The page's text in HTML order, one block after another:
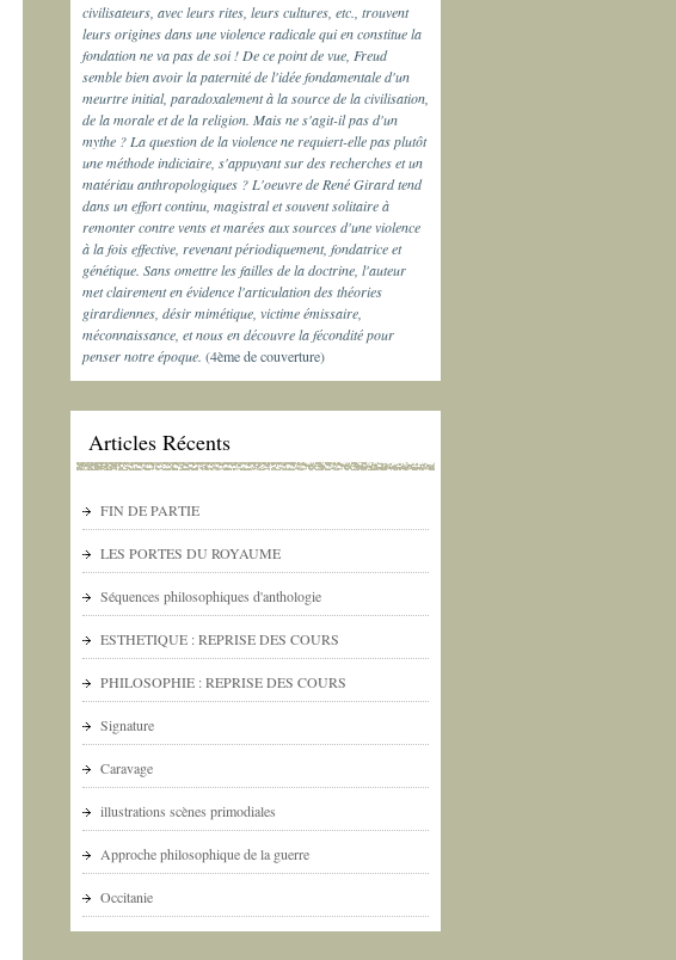
civilisateurs, avec leurs rites, leurs cultures, etc., trouvent
leurs origines dans une violence radicale qui en constitue la
fondation ne va pas de soi ! De ce point de vue, Freud
semble bien avoir la paternité de l'idée fondamentale d'un
meurtre initial, paradoxalement à la source de la civilisation,
de la morale et de la religion. Mais ne s'agit-il pas d'un
mythe ? La question de la violence ne requiert-elle pas plutôt
une méthode indiciaire, s'appuyant sur des recherches et un
matériau anthropologiques ? L'oeuvre de René Girard tend
dans un effort continu, magistral et souvent solitaire à
remonter contre vents et marées aux sources d'une violence
à la fois effective, revenant périodiquement, fondatrice et
génétique. Sans omettre les failles de la doctrine, l'auteur
met clairement en évidence l'articulation des théories
girardiennes, désir mimétique, victime émissaire,
méconnaissance, et nous en découvre la fécondité pour
penser notre époque. (4ème de couverture)
Articles Récents
FIN DE PARTIE
LES PORTES DU ROYAUME
Séquences philosophiques d'anthologie
ESTHETIQUE : REPRISE DES COURS
PHILOSOPHIE : REPRISE DES COURS
Signature
Caravage
illustrations scènes primodiales
Approche philosophique de la guerre
Occitanie